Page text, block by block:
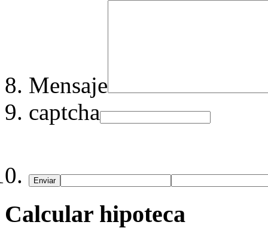
Mensaje
captcha
Enviar
Calcular hipoteca